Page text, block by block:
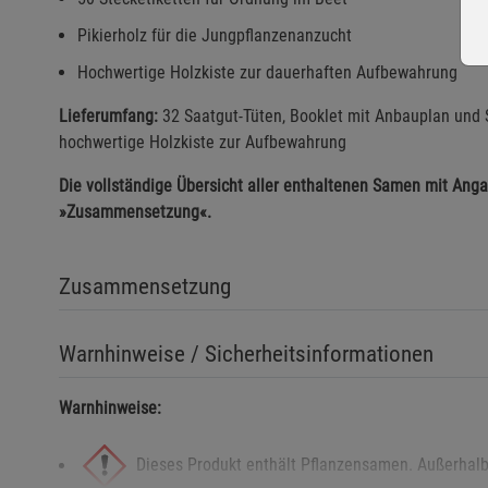
Pikierholz für die Jungpflanzenanzucht
Hochwertige Holzkiste zur dauerhaften Aufbewahrung
Lieferumfang: 32 Saatgut-Tüten, Booklet mit Anbauplan
hochwertige Holzkiste zur Aufbewahrung
Die vollständige Übersicht aller enthaltenen Samen mit
»Zusammensetzung«.
Zusammensetzung
Warnhinweise / Sicherheitsinformationen
Warnhinweise:
Dieses Produkt enthält Pflanzensamen.